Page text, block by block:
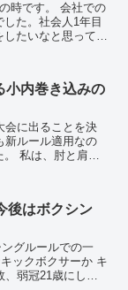
。 会社での
た。社会人1年目
たいなと思ってい
小内巻き込みの
会に出ることを決
新ルール適用なの
を
後はボクシン
グルールでの一
弱冠21歳にして